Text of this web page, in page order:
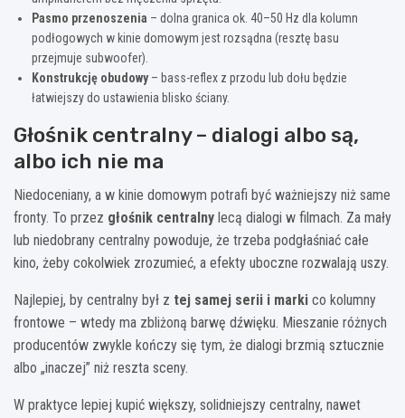
Pasmo przenoszenia – dolna granica ok. 40–50 Hz dla kolumn
podłogowych w kinie domowym jest rozsądna (resztę basu
przejmuje subwoofer).
Konstrukcję obudowy– bass-reflex z przodu lub dołu będzie
łatwiejszy do ustawienia blisko ściany.
Głośnik centralny – dialogi albo są,
albo ich nie ma
Niedoceniany, a w kinie domowym potrafi być ważniejszy niż same
fronty. To przez głośnik centralny lecą dialogi w filmach. Za mały
lub niedobrany centralny powoduje, że trzeba podgłaśniać całe
kino, żeby cokolwiek zrozumieć, a efekty uboczne rozwalają uszy.
Najlepiej, by centralny był z tej samej serii i marki co kolumny
frontowe – wtedy ma zbliżoną barwę dźwięku. Mieszanie różnych
producentów zwykle kończy się tym, że dialogi brzmią sztucznie
albo „inaczej” niż reszta sceny.
W praktyce lepiej kupić większy, solidniejszy centralny, nawet